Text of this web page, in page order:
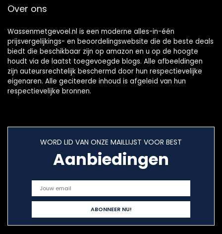
Over ons
Wassenmetgevoel.nl is een moderne alles-in-één
prijsvergelijkings- en beoordelingswebsite die de beste deals
biedt die beschikbaar zijn op amazon en u op de hoogte
houdt via de laatst toegevoegde blogs. Alle afbeeldingen
zijn auteursrechtelijk beschermd door hun respectievelijke
eigenaren. Alle geciteerde inhoud is afgeleid van hun
respectievelijke bronnen.
WORD LID VAN ONZE MAILLIJST VOOR BEST
Aanbiedingen